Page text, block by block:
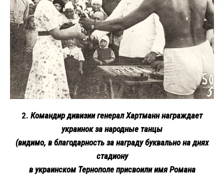
2. Командир дивизии генерал Хартманн награждает
украинок за народные танцы
(видимо, в благодарность за награду буквально на днях
стадиону
в украинском Тернополе присвоили имя Романа